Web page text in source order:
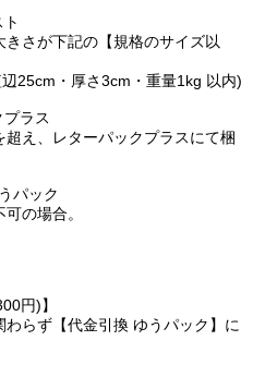
さが下記の【規格のサイズ以
25cm・厚さ3cm・重量1kg 以内)
プラス
え、レターパックプラスにて梱
パック
の場合。
円)】
らず【代金引換 ゆうパック】に